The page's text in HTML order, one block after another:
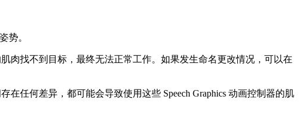
势。
肉找不到目标，最终无法正常工作。如果发生命名更改情况，可以在
在任何差异，都可能会导致使用这些 Speech Graphics 动画控制器的肌